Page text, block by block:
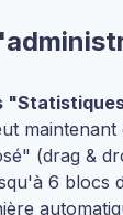
maintenant
(drag &
6 blocs